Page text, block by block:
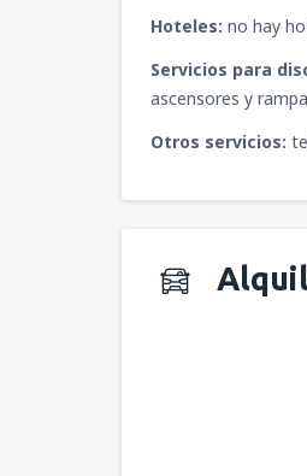
Hoteles: no hay
Servicios para
ascensores y
Otros servicios: